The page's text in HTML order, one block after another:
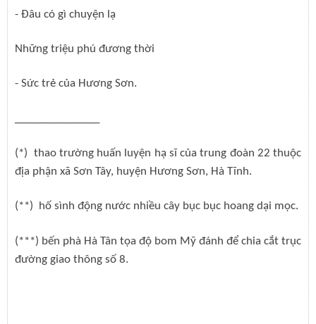
- Đâu có gì chuyện lạ
Những triệu phú đương thời
- Sức trẻ của Hương Sơn.
(*) thao trường huấn luyện hạ sĩ của trung đoàn 22 thuộc
địa phận xã Sơn Tây, huyện Hương Sơn, Hà Tĩnh.
(**) hố sình động nước nhiều cây bục bục hoang dại mọc.
(***) bến phà Hà Tân tọa độ bom Mỹ đánh để chia cắt trục
đường giao thông số 8.